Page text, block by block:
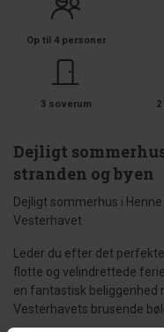
Op til 4 personer
3 soverum
Dejligt
stranden og byen
Dejligt sommerhus i
Vesterhavet
Leder du efter det
flotte og velindrettede
en fantastisk beliggenhed
Vesterhavets brusende